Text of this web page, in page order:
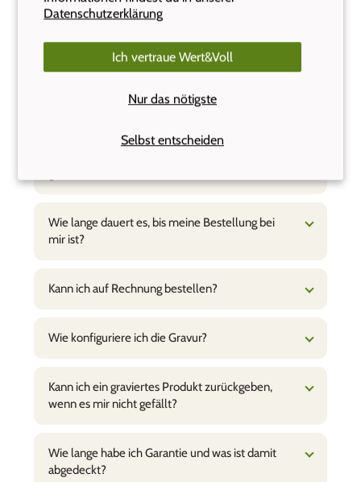
Datenschutzerklärung
Selbst entscheiden
Ich vertraue Wert&Voll
Nur das nötigste
Häufige Fragen
findest du auf unserer FAQ-Seite.
Wie lange dauert es, bis meine Bestellung bei
mir ist?
Kann ich auf Rechnung bestellen?
Wie konfiguriere ich die Gravur?
Kann ich ein graviertes Produkt zurückgeben,
wenn es mir nicht gefällt?
Wie lange habe ich Garantie und was ist damit
abgedeckt?